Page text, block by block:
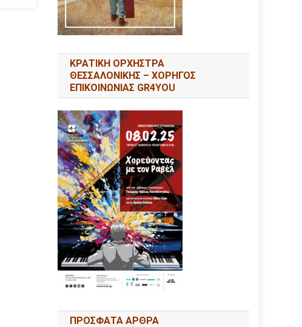
ΚΡΑΤΙΚΗ ΟΡΧΗΣΤΡΑ
ΘΕΣΣΑΛΟΝΙΚΗΣ – ΧΟΡΗΓΟΣ
ΕΠΙΚΟΙΝΩΝΙΑΣ GR4YOU
ΠΡΟΣΦΑΤΑ ΑΡΘΡΑ